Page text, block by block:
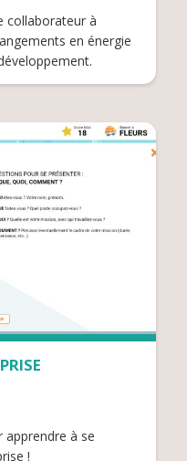
collaborateur à
en énergie
à se
!